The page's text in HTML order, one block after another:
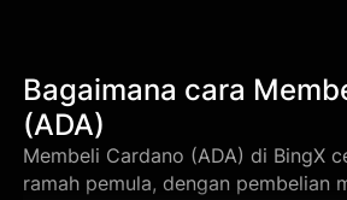
Bagaimana cara
(ADA)
Membeli Cardano (ADA) di BingX
ramah pemula, dengan pembelian